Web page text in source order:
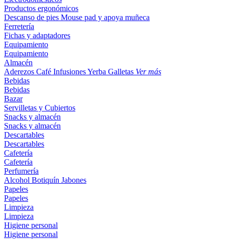
Productos ergonómicos
Descanso de pies Mouse pad y apoya muñeca
Ferretería
Fichas y adaptadores
Equipamiento
Equipamiento
Almacén
Aderezos Café InfusionesYerba Galletas Ver más
Bebidas
Bebidas
Bazar
Servilletas y Cubiertos
Snacks y almacén
Snacks y almacén
Descartables
Descartables
Cafetería
Cafetería
Perfumería
Alcohol Botiquín Jabones
Papeles
Papeles
Limpieza
Limpieza
Higiene personal
Higiene personal